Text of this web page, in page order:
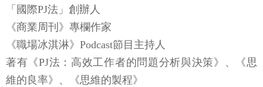
「國際PJ法」創辦人
《商業周刊》專欄作家
《職場冰淇淋》Podcast節目主持人
著有《PJ法：高效工作者的問題分析與決策》、《思
維的良率》、《思維的製程》